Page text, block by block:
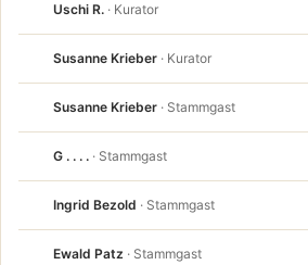
Uschi R. · Kurator
Susanne Krieber · Kurator
Susanne Krieber · Stammgast
G . . . . · Stammgast
Ingrid Bezold · Stammgast
Ewald Patz · Stammgast